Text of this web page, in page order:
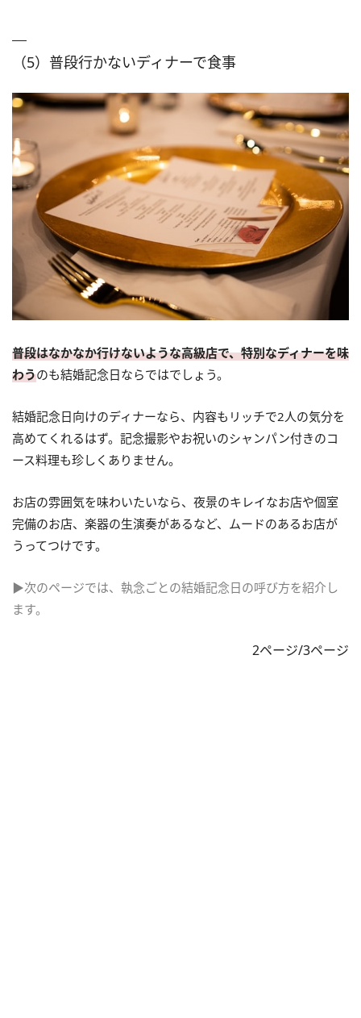
（5）普段行かないディナーで食事
普段はなかなか行けないような高級店で、特別なディナーを味
わうのも結婚記念日ならではでしょう。
結婚記念日向けのディナーなら、内容もリッチで2人の気分を
高めてくれるはず。記念撮影やお祝いのシャンパン付きのコ
ース料理も珍しくありません。
お店の雰囲気を味わいたいなら、夜景のキレイなお店や個室
完備のお店、楽器の生演奏があるなど、ムードのあるお店が
うってつけです。
▶次のページでは、執念ごとの結婚記念日の呼び方を紹介し
ます。
2ページ/3ページ